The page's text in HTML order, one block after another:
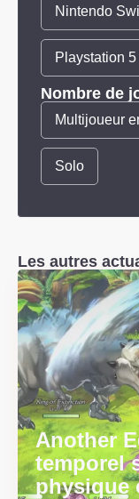
Nintendo
Playstation 5
Nombre de
Multijoueur
Solo
Les autres
Another
temporel
physique